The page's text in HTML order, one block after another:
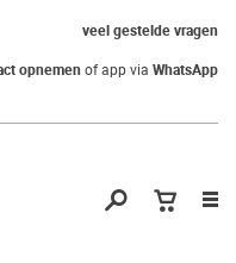
veel gestelde vragen
opnemenof app via WhatsApp